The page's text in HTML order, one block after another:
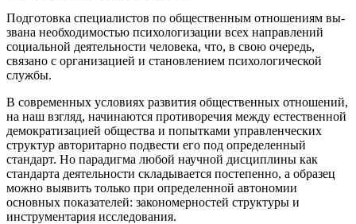
Подготовка специалистов по общественным отношениям вы­
звана необходимостью психологизации всех направлений
социаль­ной деятельности человека, что, в свою очередь,
связано с органи­зацией и становлением психологической
службы.
В современных условиях развития общественных отношений,
на наш взгляд, начинаются противоречия между естественной
де­мократизацией общества и попытками управленческих
структур авторитарно подвести его под определенный
стандарт. Но парадиг­ма любой научной дисциплины как
стандарта деятельности скла­дывается постепенно, а образец
можно выявить только при опреде­ленной автономии
основных показателей: закономерностей струк­туры и
инструментария исследования.